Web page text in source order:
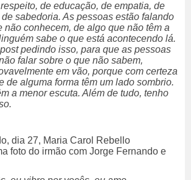
de educação, de empatia, de
sabedoria. As pessoas estão falando
não conhecem, de algo que não têm a
sabe o que está acontecendo lá.
pedindo isso, para que as pessoas
falar sobre o que não sabem,
em vão, porque com certeza
de alguma forma têm um lado sombrio.
a menor escuta. Além de tudo, tenho
dia 27, Maria Carol Rebello
foto do irmão com Jorge Fernando e